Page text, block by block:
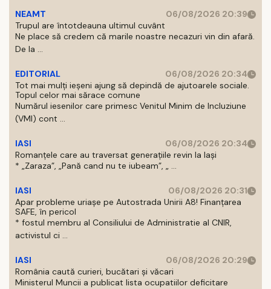
NEAMT
06/08/2026 20:39
Trupul are întotdeauna ultimul cuvânt
Ne place să credem că marile noastre necazuri vin din afară.
De la ...
EDITORIAL
06/08/2026 20:34
Tot mai mulți ieșeni ajung să depindă de ajutoarele sociale.
Topul celor mai sărace comune
Numărul iesenilor care primesc Venitul Minim de Incluziune
(VMI) cont ...
IASI
06/08/2026 20:34
Romanțele care au traversat generațiile revin la Iași
* „Zaraza”, „Pană cand nu te iubeam”, „ ...
IASI
06/08/2026 20:31
Apar probleme uriașe pe Autostrada Unirii A8! Finanțarea
SAFE, în pericol
* fostul membru al Consiliului de Administratie al CNIR,
activistul ci ...
IASI
06/08/2026 20:29
România caută curieri, bucătari și văcari
Ministerul Muncii a publicat lista ocupatiilor deficitare